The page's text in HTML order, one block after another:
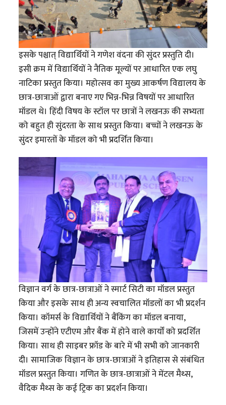
इसके पश्चात् विद्यार्थियों ने गणेश वंदना की सुंदर प्रस्तुति दी।
इसी क्रम में विद्यार्थियों ने नैतिक मूल्यों पर आधारित एक लघु
नाटिका प्रस्तुत किया। महोत्सव का मुख्य आकर्षण विद्यालय के
छात्र-छात्राओं द्वारा बनाए गए भिन्न-भिन्न विषयों पर आधारित
मॉडल थे। हिंदी विषय के स्टॉल पर छात्रों ने लखनऊ की सभ्यता
को बहुत ही सुंदरता के साथ प्रस्तुत किया। बच्चों ने लखनऊ के
सुंदर इमारतों के मॉडल को भी प्रदर्शित किया।
विज्ञान वर्ग के छात्र-छात्राओं ने स्मार्ट सिटी का मॉडल प्रस्तुत
किया और इसके साथ ही अन्य स्वचालित मॉडलों का भी प्रदर्शन
किया। कॉमर्स के विद्यार्थियों ने बैंकिंग का मॉडल बनाया,
जिसमें उन्होंने एटीएम और बैंक में होने वाले कार्यों को प्रदर्शित
किया। साथ ही साइबर फ्रॉड के बारे में भी सभी को जानकारी
दी। सामाजिक विज्ञान के छात्र-छात्राओं ने इतिहास से संबंधित
मॉडल प्रस्तुत किया। गणित के छात्र-छात्राओं ने मेंटल मैथ्स,
वैदिक मैथ्स के कई ट्रिक का प्रदर्शन किया।